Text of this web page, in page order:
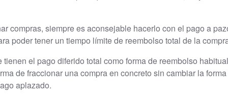
compras, siempre es aconsejable hacerlo con el pago a
poder tener un tiempo límite de reembolso total de la
el pago diferido total como forma de reembolso
de fraccionar una compra en concreto sin cambiar la
aplazado.